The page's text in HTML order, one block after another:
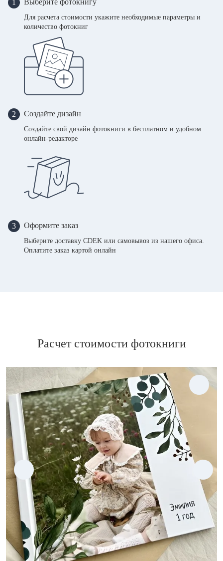
1 Выберите фотокнигу
Для расчета стоимости укажите необходимые параметры и
количество фотокниг
2 Создайте дизайн
Создайте свой дизайн фотокниги в бесплатном и удобном
онлайн-редакторе
3 Оформите заказ
Выберите доставку CDEK или самовывоз из нашего офиса.
Оплатите заказ картой онлайн
Расчет стоимости фотокниги